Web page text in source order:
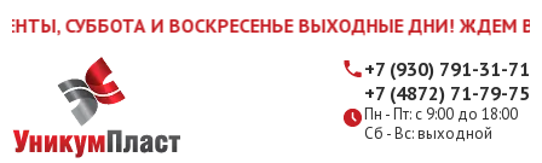
И ВОСКРЕСЕНЬЕ ВЫХОДНЫЕ ДНИ! ЖДЕМ ВАС В
Пн - Пт: с 9:00 до 18:00
Сб - Вс: выходной
+7 (930) 791-31-71
+7 (4872) 71-79-75